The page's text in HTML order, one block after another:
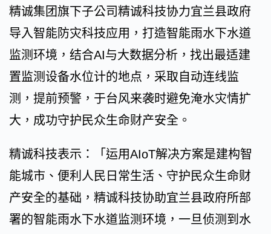
精诚集团旗下子公司精诚科技协力宜兰县政府
导入智能防灾科技应用，打造智能雨水下水道
监测环境，结合AI与大数据分析，找出最适建
置监测设备水位计的地点，采取自动连线监
测，提前预警，于台风来袭时避免淹水灾情扩
大，成功守护民众生命财产安全。
精诚科技表示：「运用AIoT解决方案是建构智
能城市、便利人民日常生活、守护民众生命财
产安全的基础，精诚科技协助宜兰县政府所部
署的智能雨水下水道监测环境，一旦侦测到水